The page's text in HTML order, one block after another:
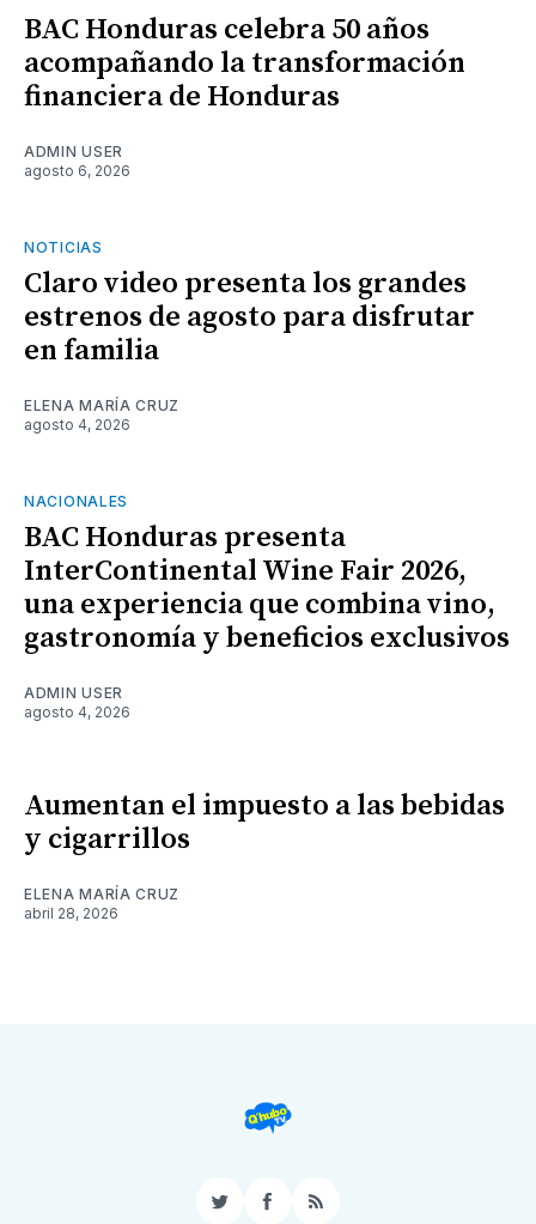
BAC Honduras celebra 50 años
acompañando la transformación
financiera de Honduras
ADMIN USER
agosto 6, 2026
NOTICIAS
Claro video presenta los grandes
estrenos de agosto para disfrutar
en familia
ELENA MARÍA CRUZ
agosto 4, 2026
NACIONALES
BAC Honduras presenta
InterContinental Wine Fair 2026,
una experiencia que combina vino,
gastronomía y beneficios exclusivos
ADMIN USER
agosto 4, 2026
Aumentan el impuesto a las bebidas
y cigarrillos
ELENA MARÍA CRUZ
abril 28, 2026
TwitterFacebook
RSS